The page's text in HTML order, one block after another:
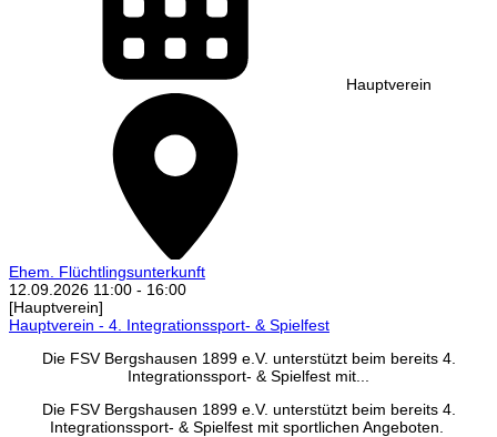
Hauptverein
Ehem. Flüchtlingsunterkunft
12.09.2026 11:00 - 16:00
[Hauptverein]
Hauptverein - 4. Integrationssport- & Spielfest
Die FSV Bergshausen 1899 e.V. unterstützt beim bereits 4.
Integrationssport- & Spielfest mit...
Die FSV Bergshausen 1899 e.V. unterstützt beim bereits 4.
Integrationssport- & Spielfest mit sportlichen Angeboten.